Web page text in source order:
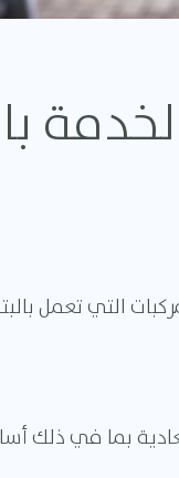
التي تعمل
بما في ذلك